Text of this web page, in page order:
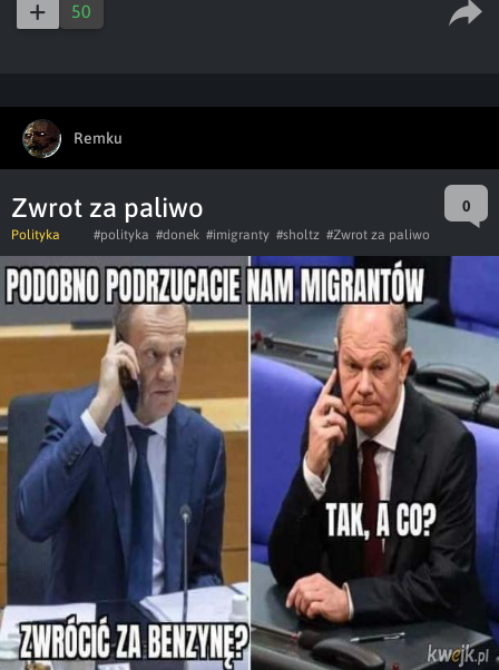
50
Remku
Zwrot za paliwo 0
Polityka #polityka #donek #imigranty #sholtz #Zwrot za paliwo